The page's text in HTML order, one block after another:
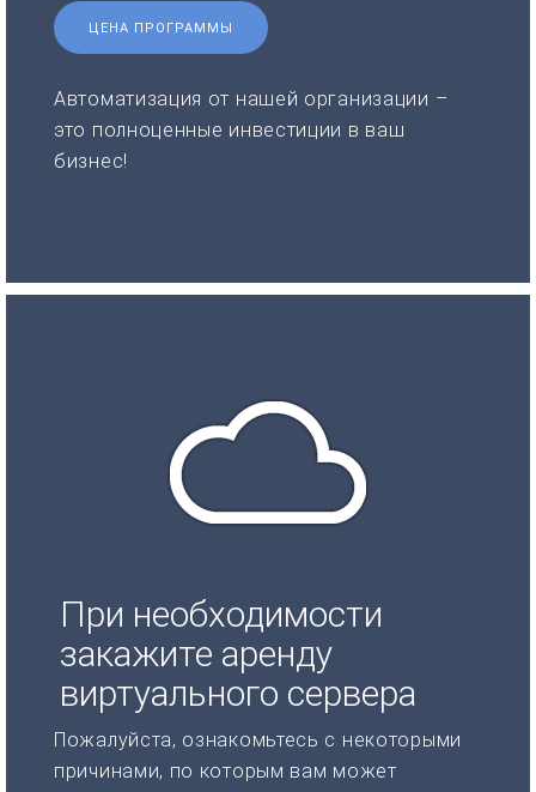
ЦЕНА ПРОГРАММЫ
Автоматизация от нашей организации –
это полноценные инвестиции в ваш
бизнес!
При необходимости
закажите аренду
виртуального сервера
Пожалуйста, ознакомьтесь с некоторыми
причинами, по которым вам может